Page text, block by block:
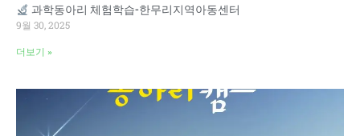
과학동아리 체험학습-한무리지역아동센터
9월 30, 2025
더보기 »